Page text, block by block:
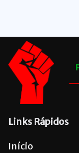
Links Rápidos
Início